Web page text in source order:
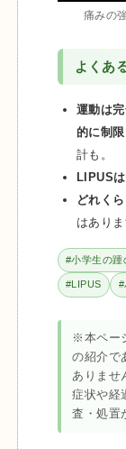
痛みの
よくあ
運動は
的に制限
計も。
LIPUS
どれく
はあり
#小学生の踵
#LIPUS #
※本ペー
の紹介で
ありませ
症状や経
査・処置